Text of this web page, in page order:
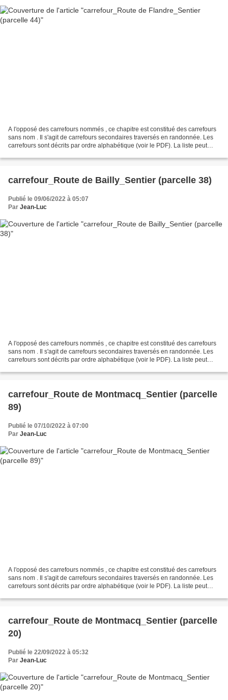
A l'opposé des carrefours nommés , ce chapitre est constitué des carrefours
sans nom . Il s'agit de carrefours secondaires traversés en randonnée. Les
carrefours sont décrits par ordre alphabétique (voir le PDF). La liste peut
carrefour_Route de Bailly_Sentier (parcelle 38)
Publié le 09/06/2022 à 05:07
Par Jean-Luc
A l'opposé des carrefours nommés , ce chapitre est constitué des carrefours
sans nom . Il s'agit de carrefours secondaires traversés en randonnée. Les
carrefours sont décrits par ordre alphabétique (voir le PDF). La liste peut
carrefour_Route de Montmacq_Sentier (parcelle
89)
Publié le 07/10/2022 à 07:00
Par Jean-Luc
A l'opposé des carrefours nommés , ce chapitre est constitué des carrefours
sans nom . Il s'agit de carrefours secondaires traversés en randonnée. Les
carrefours sont décrits par ordre alphabétique (voir le PDF). La liste peut
carrefour_Route de Montmacq_Sentier (parcelle
20)
Publié le 22/09/2022 à 05:32
Par Jean-Luc